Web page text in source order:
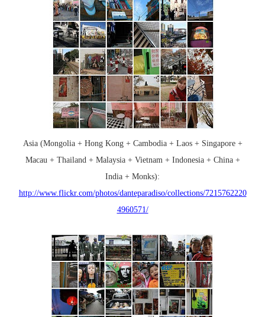
Asia (Mongolia+ Hong Kong + Cambodia+ Laos+ Singapore+
Macau + Thailand+ Malaysia+ Vietnam+ Indonesia+ China+
India + Monks):
http://www.flickr.com/photos/danteparadiso/collections/7215762220
4960571/